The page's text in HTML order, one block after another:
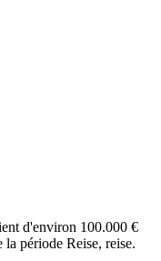
d'environ 100.000 €
période Reise, reise.